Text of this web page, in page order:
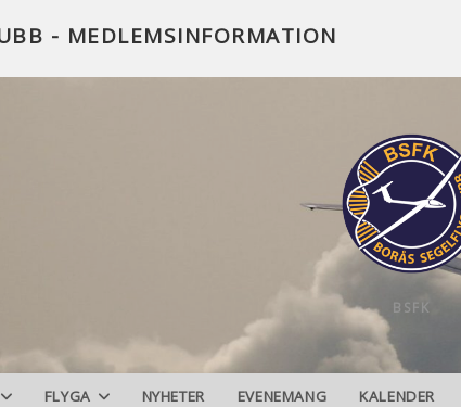
- MEDLEMSINFORMATION
BSFK
FLYGA NYHETER EVENEMANG KALENDER